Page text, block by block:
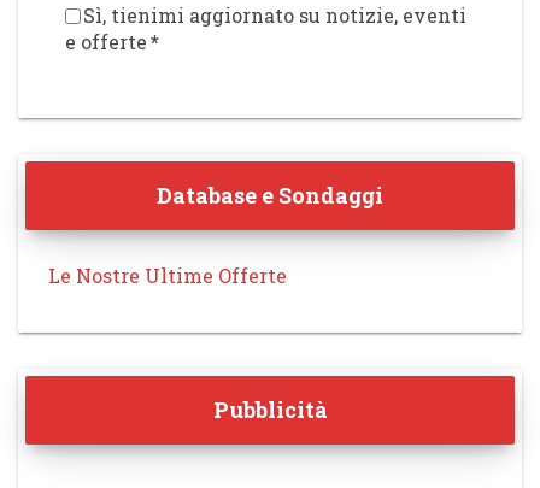
Sì, tienimi aggiornato su notizie, eventi
e offerte*
Database e Sondaggi
Le Nostre Ultime Offerte
Pubblicità